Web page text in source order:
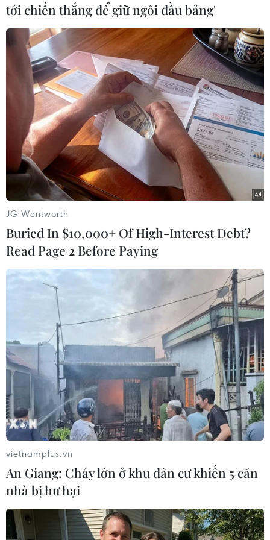
người tiêu dùng ở Mỹ có thể được hưởng tín
dụng thuế lên đến 7.500 USD khi mua xe điện./.
(TTXVN/Vietnam+)
#Xe điện #Donald Trump #Sản xuất ôtô
#Hyundai
#Kona Electric
#Tin thời sự
#Thời sự trong ngày
#Thời sự hôm nay Mỹ
Theo dõi VietnamPlus
TIN LIÊN QUAN
tới chiến thắng để giữ ngôi đầu bảng'
JG Wentworth
Buried In $10,000+ Of High-Interest Debt?
Read Page 2 Before Paying
vietnamplus.vn
An Giang: Cháy lớn ở khu dân cư khiến 5 căn
nhà bị hư hại